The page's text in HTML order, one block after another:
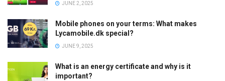
JUNE 2, 2025
Mobile phones on your terms: What makes
Lycamobile.dk special?
JUNE 9, 2025
What is an energy certificate and why is it
important?